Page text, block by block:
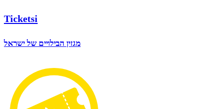
Ticketsi
מגזין הבילויים של ישראל